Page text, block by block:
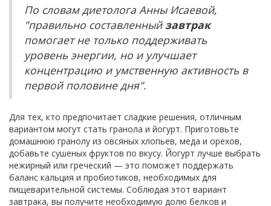
По словам диетолога Анны Исаевой,
"правильно составленный завтрак
помогает не только поддерживать
уровень энергии, но и улучшает
концентрацию и умственную активность в
первой половине дня".
Для тех, кто предпочитает сладкие решения, отличным
вариантом могут стать гранола и йогурт. Приготовьте
домашнюю гранолу из овсяных хлопьев, меда и орехов,
добавьте сушеных фруктов по вкусу. Йогурт лучше выбрать
нежирный или греческий — это поможет поддержать
баланс кальция и пробиотиков, необходимых для
пищеварительной системы. Соблюдая этот вариант
завтрака, вы получите необходимую долю белков и